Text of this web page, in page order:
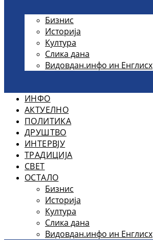
Бизнис
Историја
Култура
Слика дана
Видовдан.инфо ин Енглисх
ИНФО
АКТУЕЛНО
ПОЛИТИКА
ДРУШТВО
ИНТЕРВЈУ
ТРАДИЦИЈА
СВЕТ
ОСТАЛО
Бизнис
Историја
Култура
Слика дана
Видовдан.инфо ин Енглисх